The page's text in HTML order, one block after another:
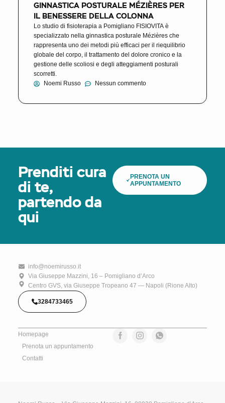
GINNASTICA POSTURALE MÉZIÈRES PER
IL BENESSERE DELLA COLONNA
Lo studio di fisioterapia a Pomigliano FISIOVITA è
specializzato nella ginnastica posturale Mézières che
rappresenta uno dei metodi più efficaci per il riequilibrio
globale del corpo, il trattamento del dolore cronico e la
gestione delle scoliosi e degli atteggiamenti posturali
scorretti.
Noemi Russo
Nessun commento
Prenditi cura
di te,
partendo da
qui
PRENOTA UN
APPUNTAMENTO
info@noemirusso.it
Via Giuseppe Mazzini, 16 – Pomigliano d’Arco
Centro GVS, via Giuseppe Tropeano 47 — Napoli (Rione Alto)
3284733465
Homepage
Prenota un appuntamento
Contatti